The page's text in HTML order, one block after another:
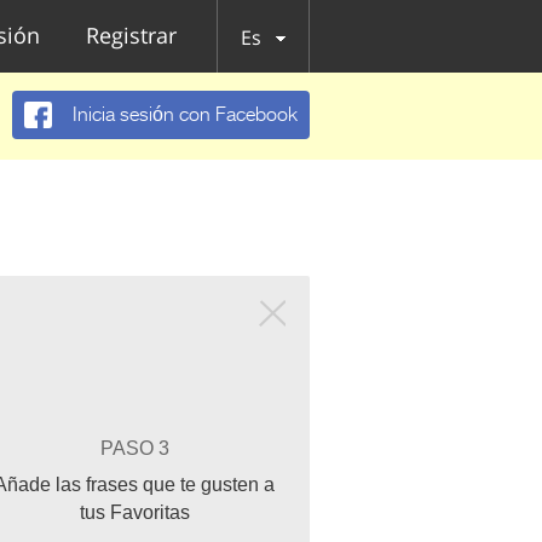
Registrar Es
Inicia sesión con Facebook
PASO 3
las frases que te gusten a
tus Favoritas